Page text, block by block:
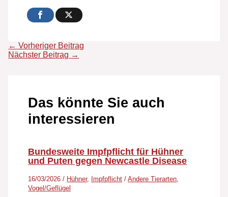
← Vorheriger Beitrag
Nächster Beitrag →
Das könnte Sie auch
interessieren
Bundesweite Impfpflicht für Hühner
und Puten gegen Newcastle Disease
16/03/2026/ Hühner, Impfpflicht /Andere Tierarten
Vogel/Geflügel